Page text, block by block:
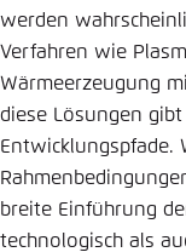
werden
Verfahren wie
Wärmeerzeugung
diese Lösungen
Entwicklungspfade.
breite Einführung
technologisch als